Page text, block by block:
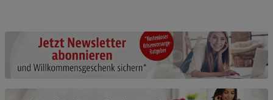
Beschreibung Notwendige Cookies
Cookie-Informationenanzeigen
Funktionale